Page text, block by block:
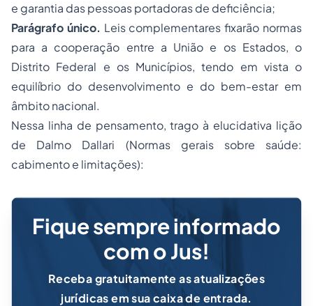
e garantia das pessoas portadoras de deficiência;
Parágrafo único. Leis complementares fixarão normas
para a cooperação entre a União e os Estados, o
Distrito Federal e os Municípios, tendo em vista o
equilíbrio do desenvolvimento e do bem-estar em
âmbito nacional.
Nessa linha de pensamento, trago à elucidativa lição
de Dalmo Dallari (Normas gerais sobre saúde:
cabimento e limitações):
Fique sempre informado
com o Jus!
Receba gratuitamente as atualizações
jurídicas em sua caixa de entrada.